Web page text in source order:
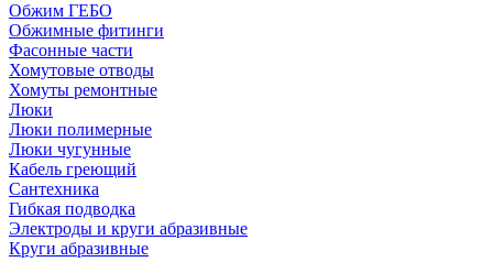
Обжим ГЕБО
Обжимные фитинги
Фасонные части
Хомутовые отводы
Хомуты ремонтные
Люки
Люки полимерные
Люки чугунные
Кабель греющий
Сантехника
Гибкая подводка
Электроды и круги абразивные
Круги абразивные